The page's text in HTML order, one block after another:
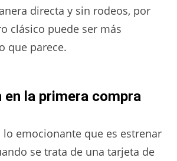
directa y sin rodeos, por
clásico puede ser más
que parece.
la primera compra
lo emocionante que es estrenar
se trata de una tarjeta de